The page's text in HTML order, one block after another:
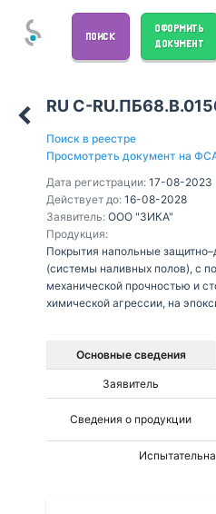
ПОИСК
ОФОРМИТЬ
ДОКУМЕНТ
RU С-
Поиск в реестре
Просмотреть документ на
Дата регистрации: 17-08-2023
Действует до: 16-08-2028
Заявитель: ООО "ЗИКА"
Продукция:
Покрытия напольные
(системы наливных полов), с
механической прочностью и
химической агрессии, на
Sikafloor®-151 RU, Sikafloor®-
Sikafloor®-161 RU, Sikafloor®-
Sikafloor®-2540 W RU, с
кг/м², мелкофракционного
заполнителя марки Sika®
расходом не более 0,01 кг/ м²;
марки Sikafloor®-2540 W RU, с
Основные сведения
Заявитель
Сведения о продукции